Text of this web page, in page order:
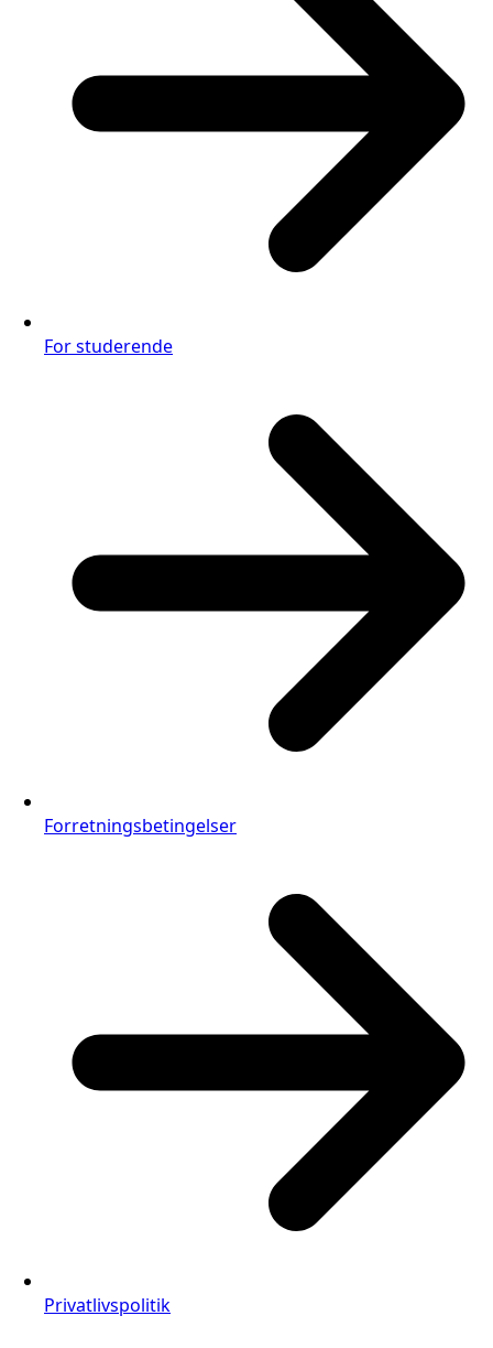
For studerende
Forretningsbetingelser
Privatlivspolitik